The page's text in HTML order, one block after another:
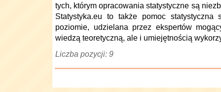
tych, którym opracowania statystyczne są
Statystyka.eu to także pomoc statystyczna
poziomie, udzielana przez ekspertów
wiedzą teoretyczną, ale i umiejętnością
Liczba pozycji: 9